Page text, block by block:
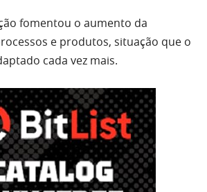
fomentou o aumento da
e produtos, situação que o
cada vez mais.